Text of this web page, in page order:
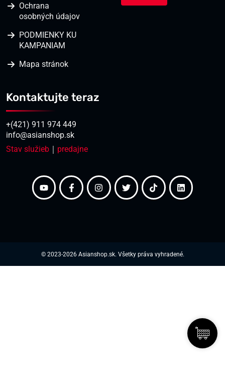
Ochrana
osobných údajov
PODMIENKY KU
KAMPANIAM
Mapa stránok
Kontaktujte teraz
+(421) 911 974 449
info@asianshop.sk
Stav služieb
predajne
© 2023-2026 Asianshop.sk. Všetky práva vyhradené.